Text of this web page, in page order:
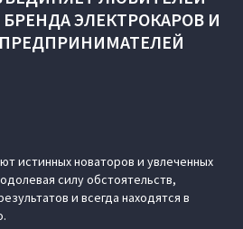
ЭЛЕКТРОКАРОВ И
истинных новаторов и увлеченных
силу обстоятельств,
и всегда находятся в